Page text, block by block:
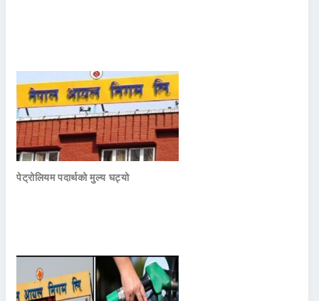
पेट्रोलियम पदार्थको मुल्य घट्यो